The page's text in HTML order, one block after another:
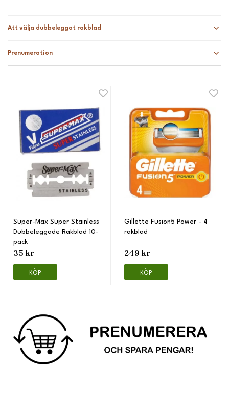
Att välja dubbeleggat rakblad
Prenumeration
Super-Max Super Stainless
Dubbeleggade Rakblad 10-
pack
35 kr
KÖP
Gillette Fusion5 Power - 4
rakblad
249 kr
KÖP